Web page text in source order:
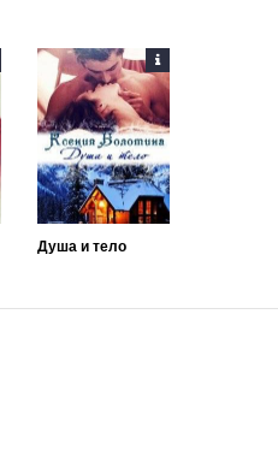
Душа и тело